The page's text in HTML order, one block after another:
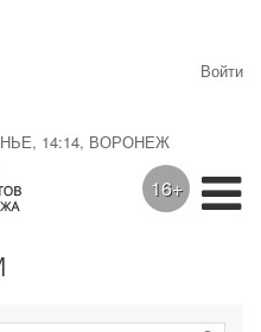
14:14, ВОРОНЕЖ
Войти
16+